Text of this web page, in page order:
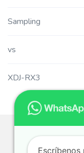
Sampling
vs
XDJ-RX3